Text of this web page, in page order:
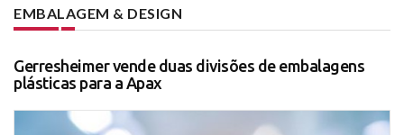
EMBALAGEM & DESIGN
Gerresheimer vende duas divisões de embalagens
plásticas para a Apax